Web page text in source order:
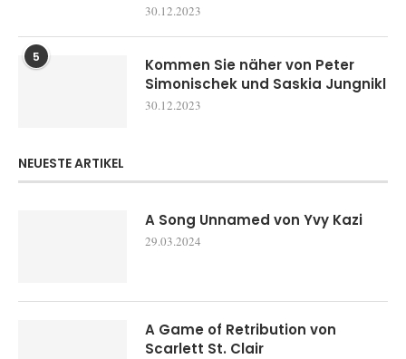
30.12.2023
5
Kommen Sie näher von Peter
Simonischek und Saskia Jungnikl
30.12.2023
NEUESTE ARTIKEL
A Song Unnamed von Yvy Kazi
29.03.2024
A Game of Retribution von
Scarlett St. Clair